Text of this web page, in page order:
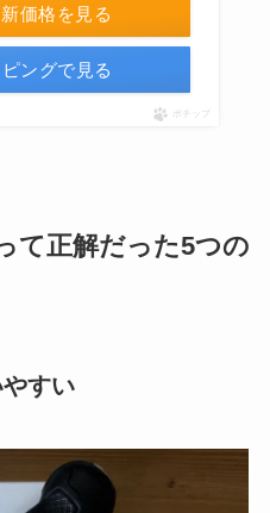
価格を見る
ングで見る
ポチップ
て正解だった5つの
すい